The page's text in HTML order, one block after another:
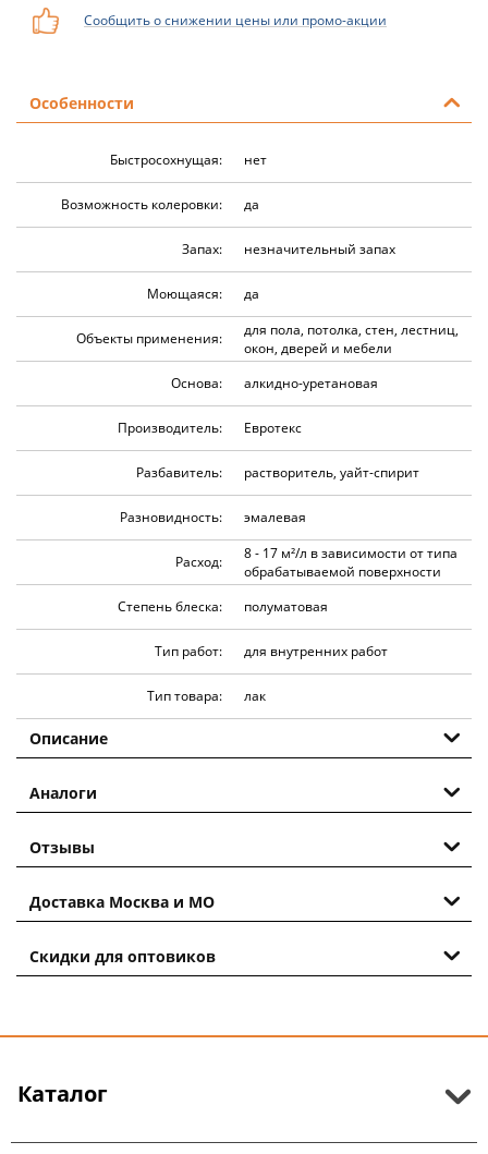
Сообщить о снижении цены или промо-акции
Особенности
Быстросохнущая: нет
Возможность колеровки: да
Запах: незначительный запах
Моющаяся: да
Объекты применения:
для пола, потолка, стен, лестниц,
окон, дверей и мебели
Основа:
алкидно-уретановая
Производитель: Евротекс
Разбавитель: растворитель, уайт-спирит
Разновидность: эмалевая
Расход:
8 - 17 м²/л в зависимости от типа
обрабатываемой поверхности
Степень блеска:
полуматовая
Тип работ: для внутренних работ
Тип товара: лак
Описание
Аналоги
Отзывы
Доставка Москва и МО
Скидки для оптовиков
Каталог